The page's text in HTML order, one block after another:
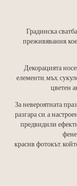
Градинска
преживявания,
Декорацията
елементи, мъх, с
цветен
За невероятната
разгара си, а
предвидили
красив фотокът,